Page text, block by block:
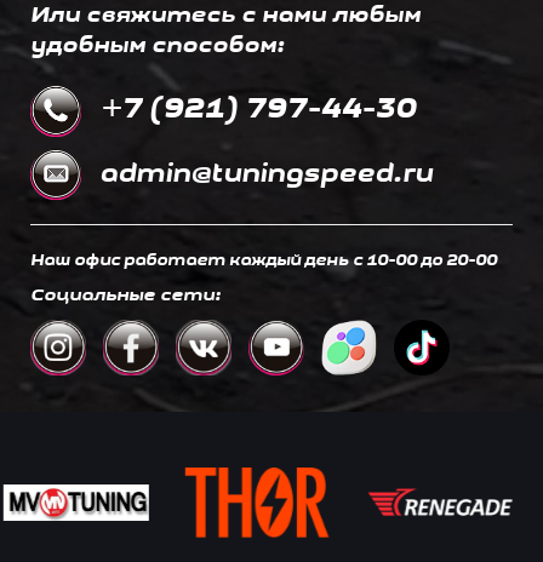
Или свяжитесь с нами любым
удобным способом:
+7 (921) 797-44-30
admin@tuningspeed.ru
Наш офис работает каждый день c 10-00 до 20-00
Социальные сети: